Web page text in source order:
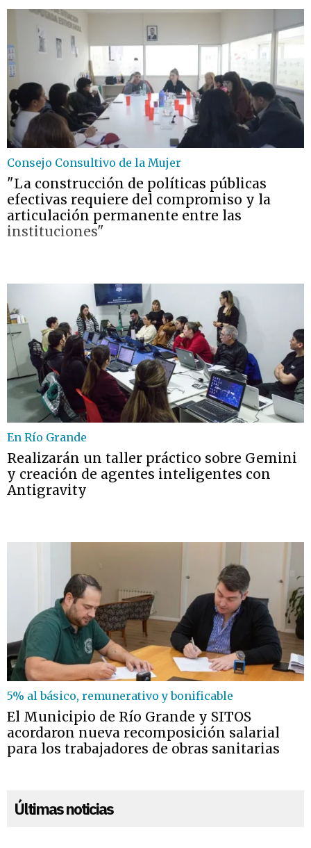
Consejo Consultivo de la Mujer
"La construcción de políticas públicas
efectivas requiere del compromiso y la
articulación permanente entre las
instituciones"
En Río Grande
Realizarán un taller práctico sobre Gemini
y creación de agentes inteligentes con
Antigravity
5% al básico, remunerativo y bonificable
El Municipio de Río Grande y SITOS
acordaron nueva recomposición salarial
para los trabajadores de obras sanitarias
Últimas noticias